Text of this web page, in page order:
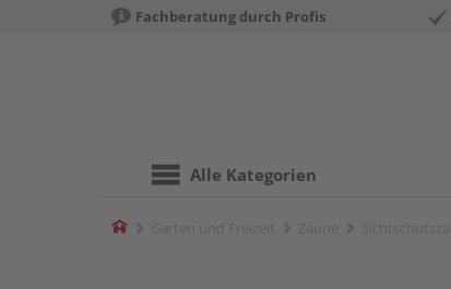
Fachberatung durch Profis
Alle Kategorien
Home